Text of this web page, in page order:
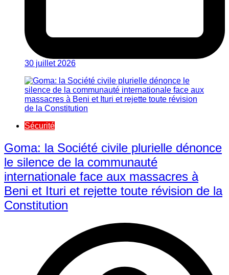
30 juillet 2026
Sécurité
Goma: la Société civile plurielle dénonce
le silence de la communauté
internationale face aux massacres à
Beni et Ituri et rejette toute révision de la
Constitution